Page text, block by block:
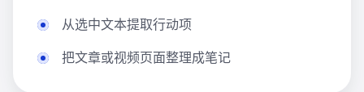
从选中文本提取行动项
把文章或视频页面整理成笔记